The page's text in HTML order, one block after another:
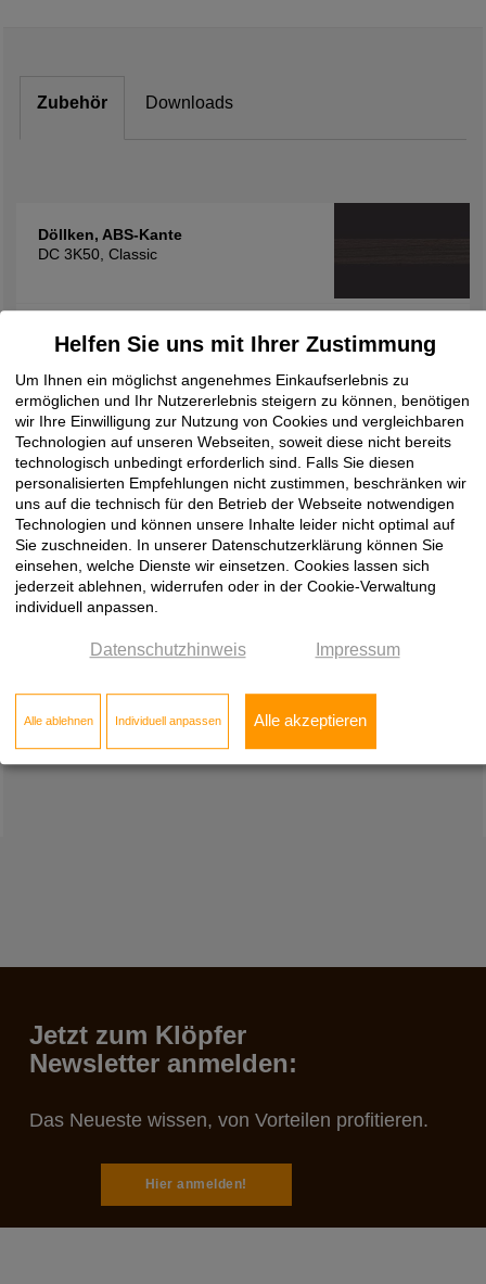
Zubehör Downloads
Döllken, ABS-Kante
DC 3K50, Classic
Oberflächenstruktur Oberflächenbeschreibung
mm
W111 0,80
Döllken, ABS-Kante
DC 3K50, Ristretto Baroque Oak,
Classic
Oberflächenstruktur
W111
Jetzt zum Klöpfer
Newsletter anmelden:
Das Neueste wissen, von Vorteilen profitieren.
Hier anmelden!
Helfen Sie uns mit Ihrer Zustimmung
Um Ihnen ein möglichst angenehmes Einkaufserlebnis zu
ermöglichen und Ihr Nutzererlebnis steigern zu können, benötigen
wir Ihre Einwilligung zur Nutzung von Cookies und vergleichbaren
Technologien auf unseren Webseiten, soweit diese nicht bereits
technologisch unbedingt erforderlich sind. Falls Sie diesen
personalisierten Empfehlungen nicht zustimmen, beschränken wir
uns auf die technisch für den Betrieb der Webseite notwendigen
Technologien und können unsere Inhalte leider nicht optimal auf
Sie zuschneiden. In unserer Datenschutzerklärung können Sie
einsehen, welche Dienste wir einsetzen. Cookies lassen sich
jederzeit ablehnen, widerrufen oder in der Cookie-Verwaltung
individuell anpassen.
Datenschutzhinweis Impressum
Alle ablehnen Individuell anpassen Alle akzeptieren